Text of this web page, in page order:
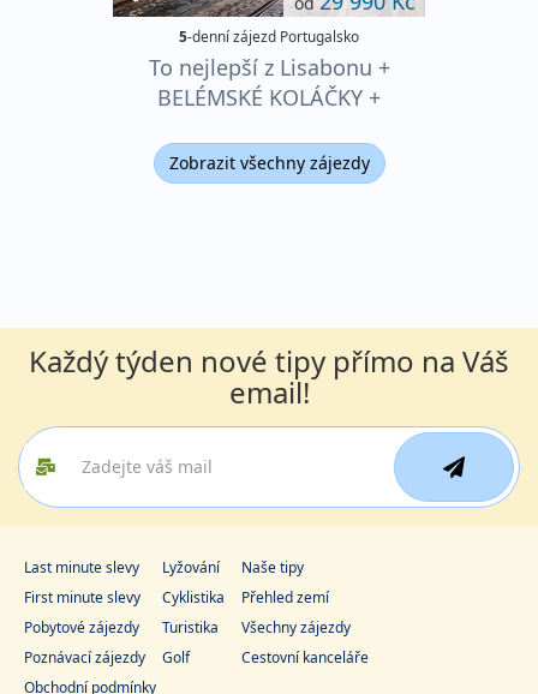
5-denní zájezd Portugalsko
To nejlepší z Lisabonu +
BELÉMSKÉ KOLÁČKY +
TOMARU
Zobrazit všechny zájezdy
Každý týden nové tipy přímo na Váš
email!
Last minute slevy
First minute slevy
Pobytové zájezdy
Poznávací zájezdy
Lyžování
Cyklistika
Turistika
Golf
Naše tipy
Přehled zemí
Všechny zájezdy
Cestovní kanceláře
Obchodní podmínky